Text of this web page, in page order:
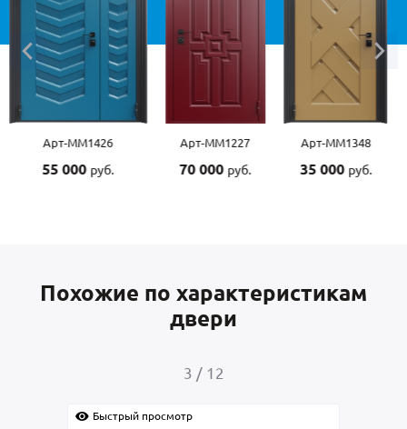
Арт-ММ1227
70 000руб.
Арт-ММ1348
35 000руб.
Арт-ММ1507
55 000руб.
Похожие по характеристикам
двери
4 / 12
Быстрый просмотр